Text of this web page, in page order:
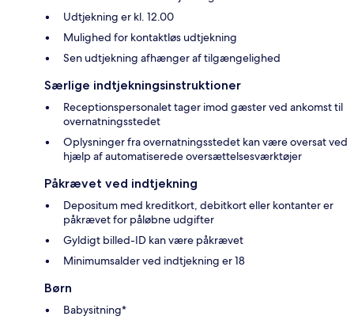
Udtjekning er kl. 12.00
Mulighed for kontaktløs udtjekning
Sen udtjekning afhænger af tilgængelighed
Særlige indtjekningsinstruktioner
Receptionspersonalet tager imod gæster ved ankomst til
overnatningsstedet
Oplysninger fra overnatningsstedet kan være oversat ved
hjælp af automatiserede oversættelsesværktøjer
Påkrævet ved indtjekning
Depositum med kreditkort, debitkort eller kontanter er
påkrævet for påløbne udgifter
Gyldigt billed-ID kan være påkrævet
Minimumsalder ved indtjekning er 18
Børn
Babysitning*